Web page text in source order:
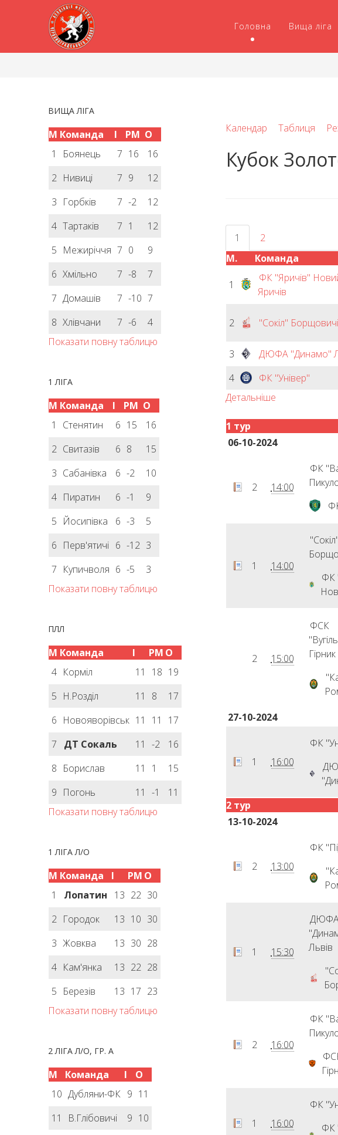
Головна Вища ліга
ВИЩА ЛІГА
М Команда І РМ О
1
Боянець 7 16
16
2 Нивиці 7 9
12
3 Горбків 7 -2
12
4 Тартаків 7 1
12
5 Межиріччя 7 0
9
6 Хмільно 7 -8
7
7 Домашів 7 -10 7
8 Хлівчани 7 -6
4
Показати повну таблицю
1 ЛІГА
М Команда І РМ О
1
Стенятин 6 15
16
2 Свитазів 6 8
15
3 Сабанівка 6 -2
10
4 Пиратин 6 -1
9
5 Йосипівка 6 -3
5
6 Перв'ятичі 6 -12 3
7 Купичволя 6 -5
3
Показати повну таблицю
ПЛЛ
М Команда І РМ О
4 Корміл 11 18 19
5 Н.Розділ 11 8
17
6 Новояворівськ 11 11
17
7
ДТ Сокаль 11 -2
16
8 Борислав 11 1
15
9 Погонь 11 -1
11
Показати повну таблицю
1 ЛІГА Л/О
М Команда І РМ О
1
Лопатин 13 22 30
2 Городок 13 10 30
3 Жовква 13 30 28
4 Кам'янка 13 22 28
5 Березів 13 17 23
Показати повну таблицю
2 ЛІГА Л/О, ГР. А
М Команда І
О
10 Дубляни-ФК 9 11
11
В.Глібовичі 9 10
Календар Таблиця
Кубок
1
2
М.
Команда
1
ФК "Яричів"
Яричів
2 "Сокіл" Борщовичі
3 ДЮФА "Динамо"
4
ФК "Універ"
Детальніше
1 тур
06-10-2024
2 14:00
ФК
1 14:00
"Сокіл"
ФК
2 15:00
ФСК
Гірник
27-10-2024
1 16:00
ФК
2 тур
13-10-2024
2 13:00
ФК
1 15:30
Львів
2 16:00
ФК
1 16:00
ФК
ФК